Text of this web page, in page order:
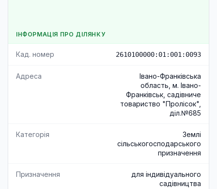
ІНФОРМАЦІЯ ПРО ДІЛЯНКУ
Кад. номер 2610100000:01:001:0093
Адреса
Івано-Франківська
область, м. Івано-
Франківськ, садівниче
товариство "Пролісок",
діл.№685
Категорія
Землі
сільськогосподарського
призначення
Призначення
для індивідуального
садівництва